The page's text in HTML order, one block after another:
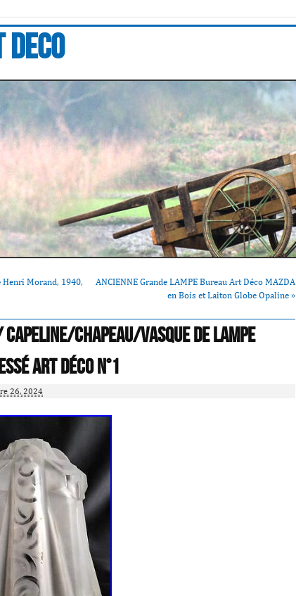
deco
Henri Morand, 1940,
ANCIENNE Grande LAMPE Bureau Art Déco MAZDA
en Bois et Laiton Globe Opaline »
chapeau/vasque de lampe
Art Déco N°1
26, 2024